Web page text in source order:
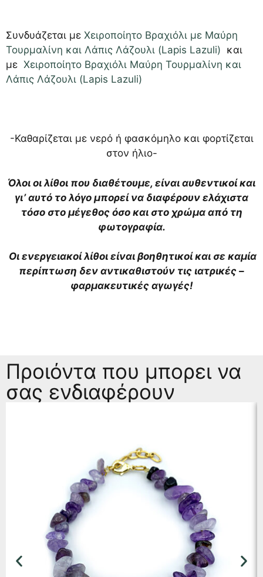
Συνδυάζεται με Χειροποίητο Βραχιόλι με Μαύρη
Τουρμαλίνη και Λάπις Λάζουλι (Lapis Lazuli) και
με Χειροποίητο Βραχιόλι Μαύρη Τουρμαλίνη και
Λάπις Λάζουλι (Lapis Lazuli)
-Καθαρίζεται με νερό ή φασκόμηλο και φορτίζεται
στον ήλιο-
Όλοι οι λίθοι που διαθέτουμε, είναι αυθεντικοί και
γι’ αυτό το λόγο μπορεί να διαφέρουν ελάχιστα
τόσο στο μέγεθος όσο και στο χρώμα από τη
φωτογραφία.
Οι ενεργειακοί λίθοι είναι βοηθητικοί και σε καμία
περίπτωση δεν αντικαθιστούν τις ιατρικές –
φαρμακευτικές αγωγές!
Προιόντα που μπορει να
σας ενδιαφέρουν